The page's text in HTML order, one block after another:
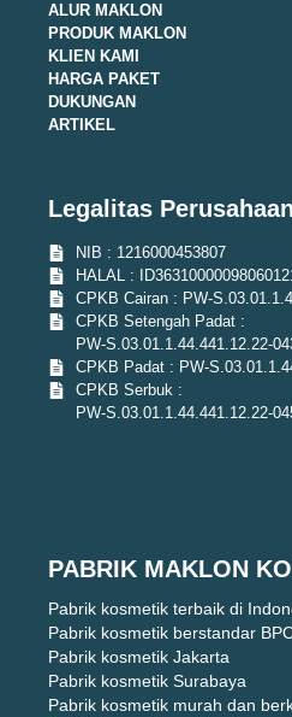
ALUR MAKLON
PRODUK MAKLON
KLIEN KAMI
HARGA PAKET
DUKUNGAN
ARTIKEL
Legalitas Perusahaan
NIB : 1216000453807
HALAL :
CPKB Cairan : PW-
CPKB Setengah Padat :
PW-S.03.01.1.44.441.12.22-
CPKB Padat : PW-
CPKB Serbuk :
PW-S.03.01.1.44.441.12.22-
PABRIK MAKLON
Pabrik kosmetik terbaik di
Pabrik kosmetik berstandar
Pabrik kosmetik Jakarta
Pabrik kosmetik Surabaya
Pabrik kosmetik murah dan